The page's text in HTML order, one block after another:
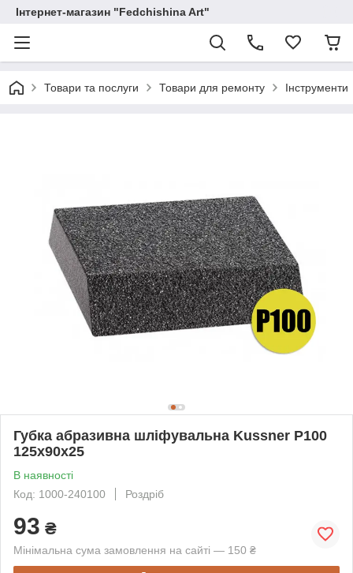
Інтернет-магазин "Fedchishina Art"
Товари та послуги Товари для ремонту Інструменти
Губка абразивна шліфувальна Kussner P100
125x90x25
В наявності
Код: 1000-240100
Роздріб
93 ₴
Мінімальна сума замовлення на сайті — 150 ₴